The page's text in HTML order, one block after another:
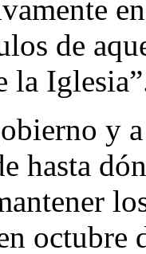
de
la
y
hasta
octubre